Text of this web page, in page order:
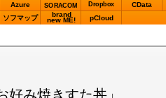
Azure SORACOM Dropbox CData
ソフマップ brand
new ME! pCloud
み焼きすた丼」